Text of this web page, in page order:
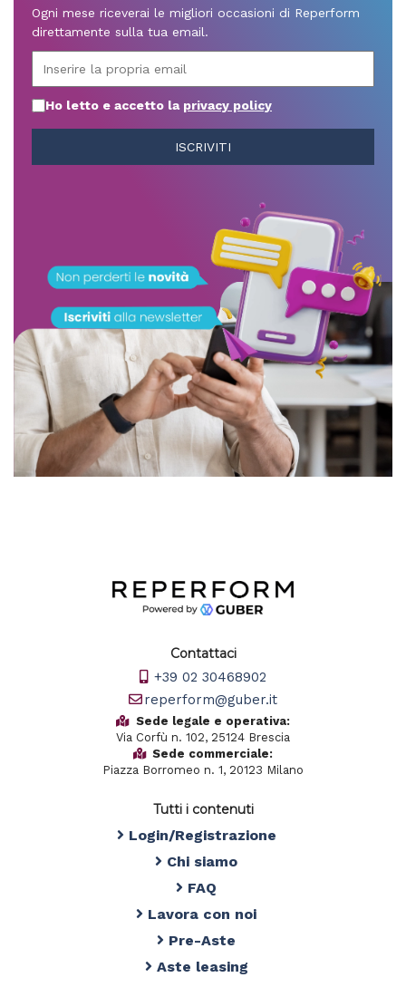
Ogni mese riceverai le migliori occasioni di Reperform
direttamente sulla tua email.
Ho letto e accetto la privacy policy
Contattaci
+39 02 30468902
reperform@guber.it
Sede legale e operativa:
Via Corfù n. 102, 25124 Brescia
Sede commerciale:
Piazza Borromeo n. 1, 20123 Milano
Tutti i contenuti
Login/Registrazione
Chi siamo
FAQ
Lavora con noi
Pre-Aste
Aste leasing